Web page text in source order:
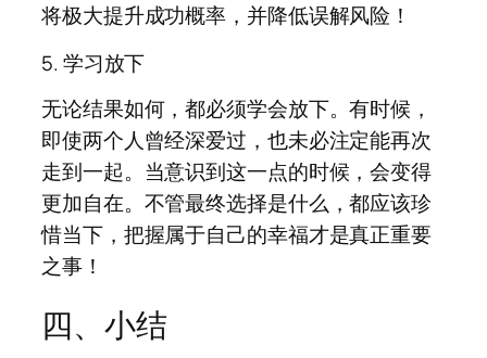
将极大提升成功概率，并降低误解风险！
5. 学习放下
无论结果如何，都必须学会放下。有时候，
即使两个人曾经深爱过，也未必注定能再次
走到一起。当意识到这一点的时候，会变得
更加自在。不管最终选择是什么，都应该珍
惜当下，把握属于自己的幸福才是真正重要
之事！
四、小结